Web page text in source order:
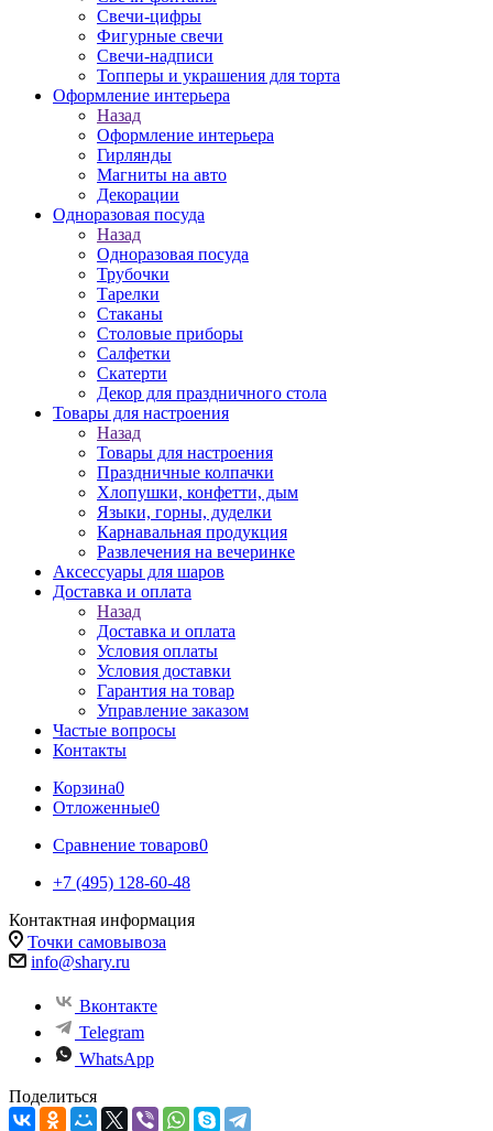
Свечи-цифры
Фигурные свечи
Свечи-надписи
Топперы и украшения для торта
Оформление интерьера
Назад
Оформление интерьера
Гирлянды
Магниты на авто
Декорации
Одноразовая посуда
Назад
Одноразовая посуда
Трубочки
Тарелки
Стаканы
Столовые приборы
Салфетки
Скатерти
Декор для праздничного стола
Товары для настроения
Назад
Товары для настроения
Праздничные колпачки
Хлопушки, конфетти, дым
Языки, горны, дуделки
Карнавальная продукция
Развлечения на вечеринке
Аксессуары для шаров
Доставка и оплата
Назад
Доставка и оплата
Условия оплаты
Условия доставки
Гарантия на товар
Управление заказом
Частые вопросы
Контакты
Корзина0
Отложенные0
Сравнение товаров0
+7 (495) 128-60-48
Контактная информация
Точки самовывоза
info@shary.ru
Вконтакте
Telegram
WhatsApp
Поделиться